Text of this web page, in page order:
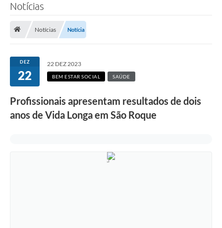
Atribuições
Transparência
Arvorômetro
Notícias
Notícias Notícia
DEZ
22
22 DEZ 2023
BEM ESTAR SOCIAL SAÚDE
Profissionais apresentam resultados de dois
anos de Vida Longa em São Roque